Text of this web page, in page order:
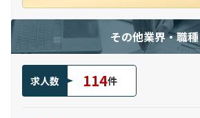
その他業界・職種
求人数 114件